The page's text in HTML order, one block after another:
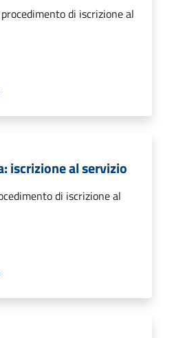
di iscrizione al
iscrizione al servizio
di iscrizione al